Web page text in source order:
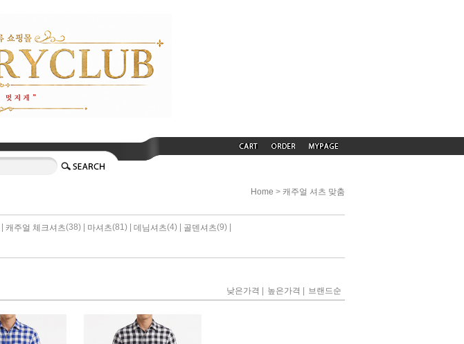
Home > 캐주얼 셔츠 맞춤
캐주얼 체크셔츠(38) | 마셔츠(81) | 데님셔츠(4) | 골덴셔츠(9) |
낮은가격 높은가격 브랜드순